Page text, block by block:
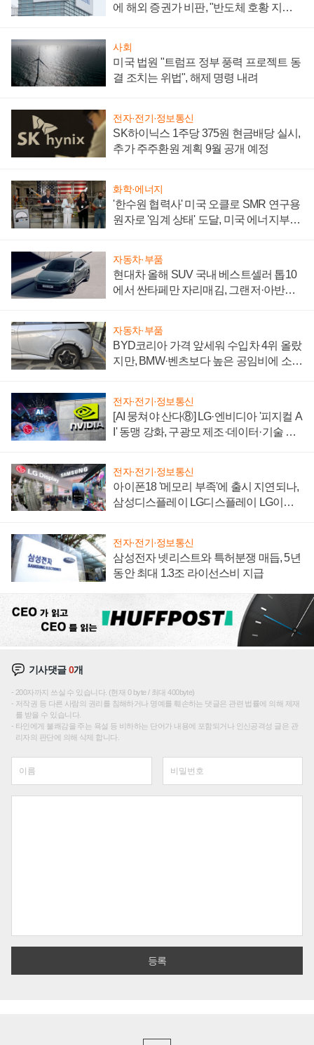
에 해외 증권가 비판, "반도체 호황 지속
사회
미국 법원 "트럼프 정부 풍력 프로젝트 동
결 조치는 위법", 해제 명령 내려
전자·전기·정보통신
SK하이닉스 1주당 375원 현금배당 실시,
추가 주주환원 계획 9월 공개 예정
화학·에너지
'한수원 협력사' 미국 오클로 SMR 연구용
원자로 '임계 상태' 도달, 미국 에너지부
자동차·부품
현대차 올해 SUV 국내 베스트셀러 톱10
에서 싼타페만 자리매김, 그랜저·아반떼
자동차·부품
BYD코리아 가격 앞세워 수입차 4위 올랐
지만, BMW·벤츠보다 높은 공임비에 소비
전자·전기·정보통신
[AI 뭉쳐야 산다⑧] LG·엔비디아 '피지컬 A
I' 동맹 강화, 구광모 제조·데이터·기술 결
전자·전기·정보통신
아이폰18 '메모리 부족'에 출시 지연되나,
삼성디스플레이 LG디스플레이 LG이노
전자·전기·정보통신
삼성전자 넷리스트와 특허분쟁 매듭, 5년
동안 최대 1.3조 라이선스비 지급
기사댓글0개
200자까지 쓰실 수 있습니다. (현재 0 byte / 최대 400byte)
저작권 등 다른 사람의 권리를 침해하거나 명예를 훼손하는 댓글은 관련 법률에 의해 제재
를 받을 수 있습니다.
타인에게 불쾌감을 주는 욕설 등 비하하는 단어가 내용에 포함되거나 인신공격성 글은 관
리자의 판단에 의해 삭제 합니다.